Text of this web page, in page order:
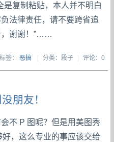
复制粘贴，本人并不明白
法律责任，请不要跨省追
，谢谢！”……
标签： 恶搞 | 分类：段子| 评论：0
朋友！
不 P 图呢？但是用美图秀
，这么专业的事应该交给